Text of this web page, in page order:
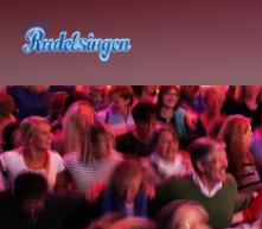
Skip header